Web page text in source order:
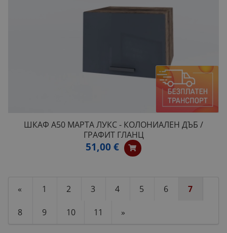
ШКАФ А50 МАРТА ЛУКС - КОЛОНИАЛЕН ДЪБ /
ГРАФИТ ГЛАНЦ
51,00 €
« 1 2 3 4 5 6 7
8 9 10 11 »